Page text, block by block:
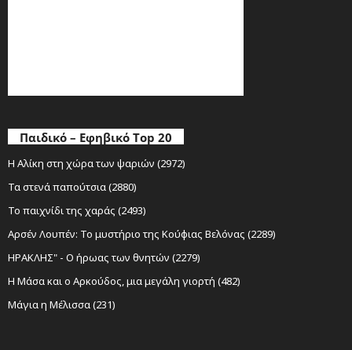
Παιδικό – Εφηβικό Top 20
Η Αλίκη στη χώρα των ψαριών (2972)
Τα στενά παπούτσια (2880)
Το παιχνίδι της χαράς (2493)
Αρσέν Λουπέν: Το μυστήριο της Κούφιας Βελόνας (2289)
ΗΡΑΚΛΗΣ" - Ο ήρωας των θνητών (2279)
Η Μάσα και ο Αρκούδος, μια μεγάλη γιορτή (482)
Μάγια η Μέλισσα (231)